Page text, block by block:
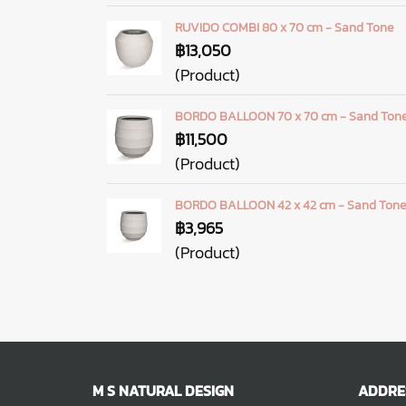
RUVIDO COMBI 80 x 70 cm - Sand Tone
฿13,050
(Product)
BORDO BALLOON 70 x 70 cm - Sand
฿11,500
(Product)
BORDO BALLOON 42 x 42 cm - Sand Tone
฿3,965
(Product)
M S NATURAL DESIGN